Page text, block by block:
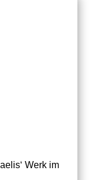
Werk im